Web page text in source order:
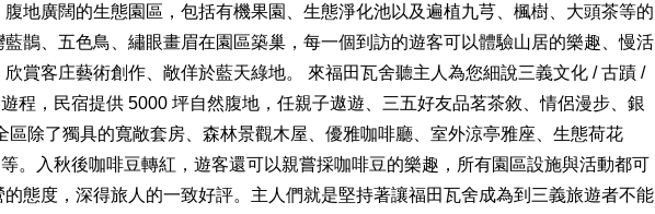
地廣闊的生態園區，包括有機果園、生態淨化池以及遍植九芎、楓樹、大頭茶等的
鵲、五色鳥、繡眼畫眉在園區築巢，每一個到訪的遊客可以體驗山居的樂趣、慢活
賞客庄藝術創作、敞佯於藍天綠地。 來福田瓦舍聽主人為您細說三義文化 / 古蹟 /
程，民宿提供 5000 坪自然腹地，任親子遨遊、三五好友品茗茶敘、情侶漫步、銀
區除了獨具的寬敞套房、森林景觀木屋、優雅咖啡廳、室外涼亭雅座、生態荷花
。入秋後咖啡豆轉紅，遊客還可以親嘗採咖啡豆的樂趣，所有園區設施與活動都可
態度，深得旅人的一致好評。主人們就是堅持著讓福田瓦舍成為到三義旅遊者不能